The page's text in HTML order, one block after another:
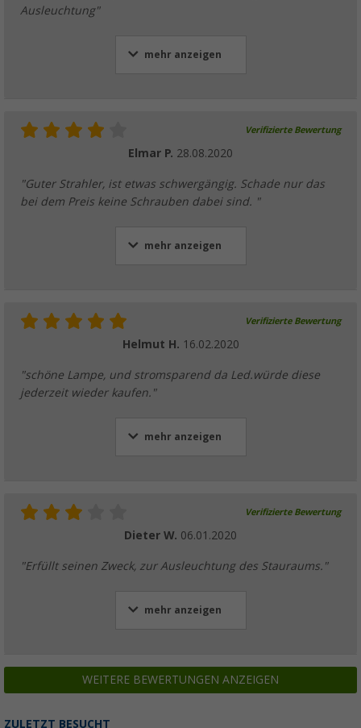
Ausleuchtung"
mehr anzeigen
Verifizierte Bewertung
Elmar P. 28.08.2020
"Guter Strahler, ist etwas schwergängig. Schade nur das
bei dem Preis keine Schrauben dabei sind. "
mehr anzeigen
Verifizierte Bewertung
Helmut H. 16.02.2020
"schöne Lampe, und stromsparend da Led.würde diese
jederzeit wieder kaufen."
mehr anzeigen
Verifizierte Bewertung
Dieter W. 06.01.2020
"Erfüllt seinen Zweck, zur Ausleuchtung des Stauraums."
mehr anzeigen
WEITERE BEWERTUNGEN ANZEIGEN
ZULETZT BESUCHT